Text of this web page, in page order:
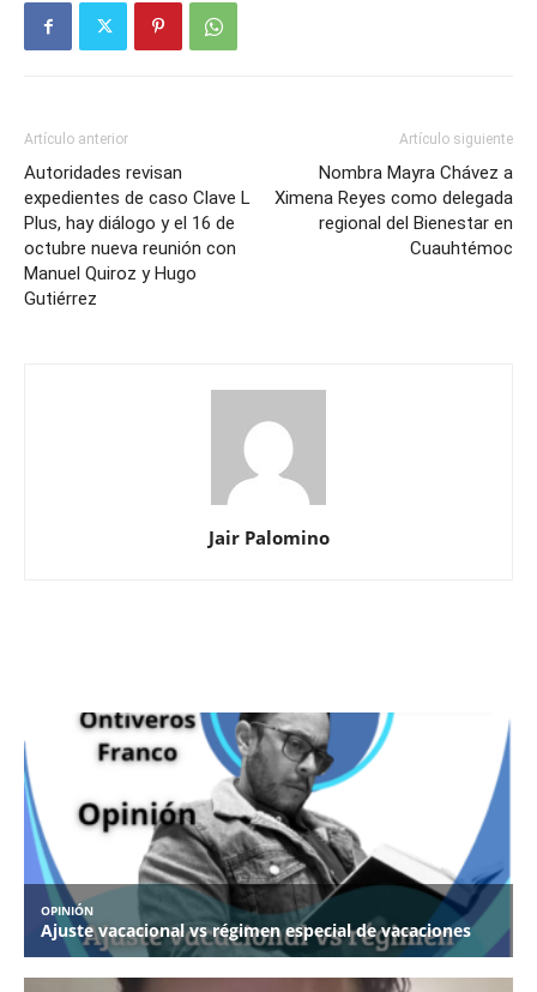
Artículo anterior
Autoridades revisan
expedientes de caso Clave L
Plus, hay diálogo y el 16 de
octubre nueva reunión con
Manuel Quiroz y Hugo
Gutiérrez
Artículo siguiente
Nombra Mayra Chávez a
Ximena Reyes como delegada
regional del Bienestar en
Cuauhtémoc
Jair Palomino